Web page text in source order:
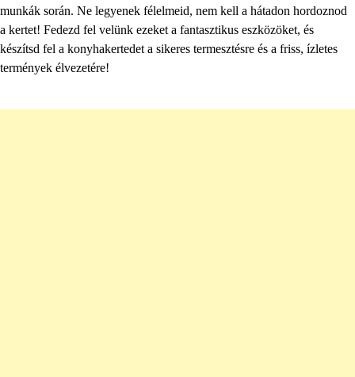
munkák során. Ne legyenek félelmeid, nem kell a hátadon hordoznod
a kertet! Fedezd fel velünk ezeket a fantasztikus eszközöket, és
készítsd fel a konyhakertedet a sikeres termesztésre és a friss, ízletes
termények élvezetére!